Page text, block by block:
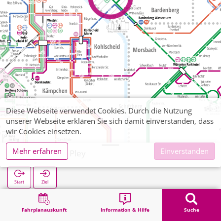
Fahrplanauskunft Information & Hilfe Suche
Bardenberg Pley
Start Ziel
Bardenberg Pley
Diese Webseite verwendet Cookies. Durch die Nutzung
unserer Webseite erklären Sie sich damit einverstanden, dass
wir Cookies einsetzen.
Mehr erfahren
Einverstanden